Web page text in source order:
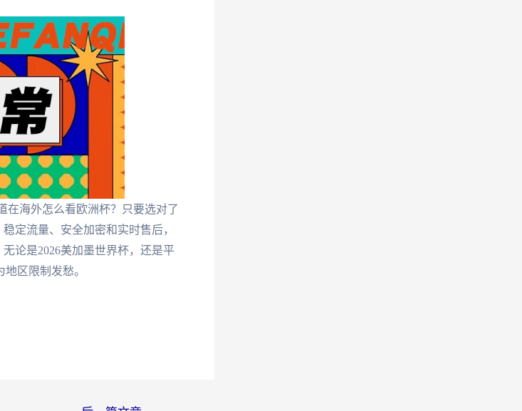
在海外怎么看欧洲杯？只要选对了
定流量、安全加密和实时售后，
论是2026美加墨世界杯，还是平
区限制发愁。